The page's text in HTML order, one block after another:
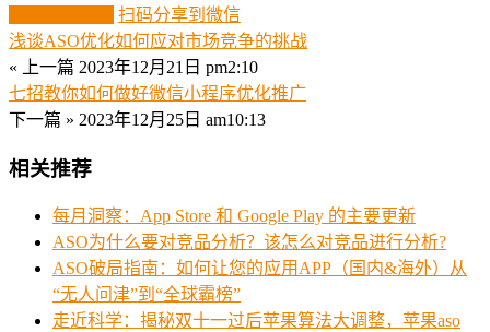
扫码分享到微信
浅谈ASO优化如何应对市场竞争的挑战
« 上一篇 2023年12月21日 pm2:10
七招教你如何做好微信小程序优化推广
下一篇 » 2023年12月25日 am10:13
相关推荐
每月洞察：App Store 和 Google Play 的主要更新
ASO为什么要对竞品分析？该怎么对竞品进行分析?
ASO破局指南：如何让您的应用APP（国内&海外）从
“无人问津”到“全球霸榜”
走近科学：揭秘双十一过后苹果算法大调整，苹果aso